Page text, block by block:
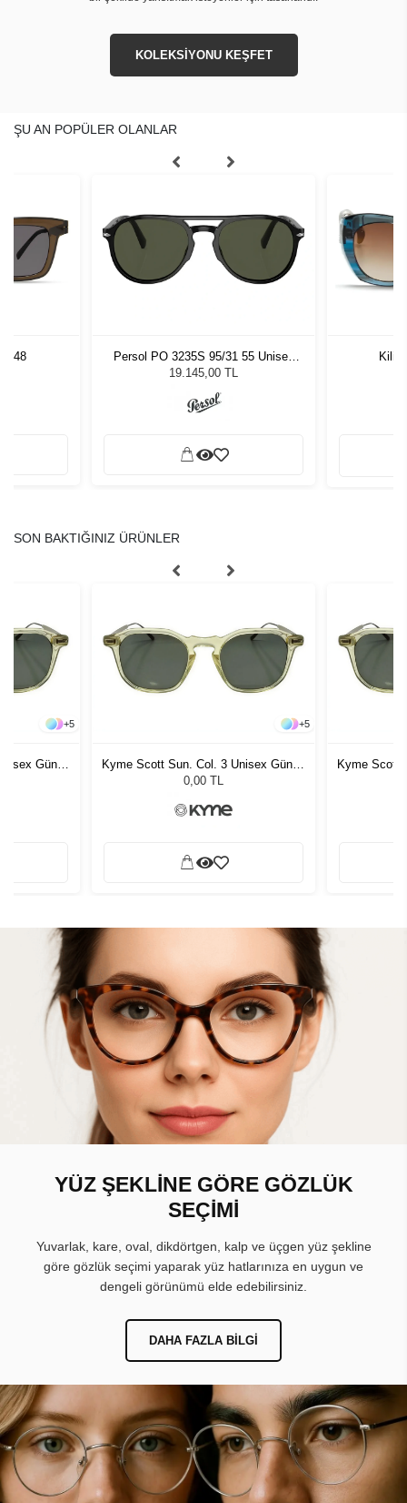
KOLEKSİYONU KEŞFET
ŞU AN POPÜLER OLANLAR
48
Persol PO 3235S 95/31 55 Unisex
Güneş Gözlüğü
19.145,00 TL
SON BAKTIĞINIZ ÜRÜNLER
+5
Güneş
+5
Kyme Scott Sun. Col. 3 Unisex Güneş
Gözlüğü
0,00 TL
Kyme Scott
YÜZ ŞEKLİNE GÖRE GÖZLÜK
SEÇİMİ
Yuvarlak, kare, oval, dikdörtgen, kalp ve üçgen yüz şekline
göre gözlük seçimi yaparak yüz hatlarınıza en uygun ve
dengeli görünümü elde edebilirsiniz.
DAHA FAZLA BILGI